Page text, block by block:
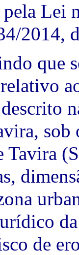
Lei
2014,
que
sob
Tavira
de